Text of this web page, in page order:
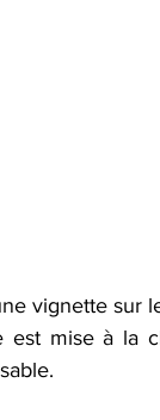
vignette sur
est mise à la